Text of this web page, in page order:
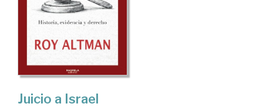
Juicio a Israel